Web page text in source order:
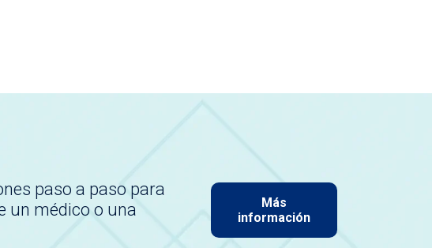
paso a paso para
un médico o una
Más
información